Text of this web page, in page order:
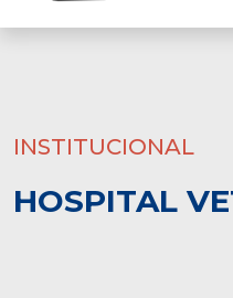
INSTITUCIONAL
HOSPITAL